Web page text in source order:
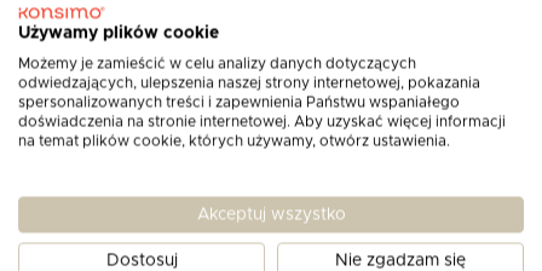
Wymiary produktu:
Używamy plików cookie
Możemy je zamieścić w celu analizy danych dotyczących
odwiedzających, ulepszenia naszej strony internetowej, pokazania
spersonalizowanych treści i zapewnienia Państwu wspaniałego
doświadczenia na stronie internetowej. Aby uzyskać więcej informacji
na temat plików cookie, których używamy, otwórz ustawienia.
Akceptuj wszystko
Dostosuj Nie zgadzam się